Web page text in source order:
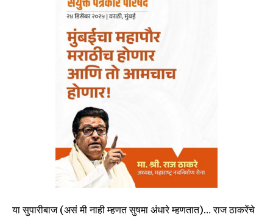
या सुपारीबाज (असं मी नाही म्हणत सुषमा अंधारे म्हणतात)… राज ठाकरेंचे